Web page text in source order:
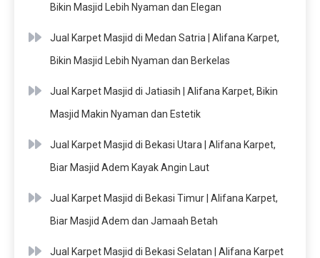
Bikin Masjid Lebih Nyaman dan Elegan
Jual Karpet Masjid di Medan Satria | Alifana Karpet,
Bikin Masjid Lebih Nyaman dan Berkelas
Jual Karpet Masjid di Jatiasih | Alifana Karpet, Bikin
Masjid Makin Nyaman dan Estetik
Jual Karpet Masjid di Bekasi Utara | Alifana Karpet,
Biar Masjid Adem Kayak Angin Laut
Jual Karpet Masjid di Bekasi Timur | Alifana Karpet,
Biar Masjid Adem dan Jamaah Betah
Jual Karpet Masjid di Bekasi Selatan | Alifana Karpet